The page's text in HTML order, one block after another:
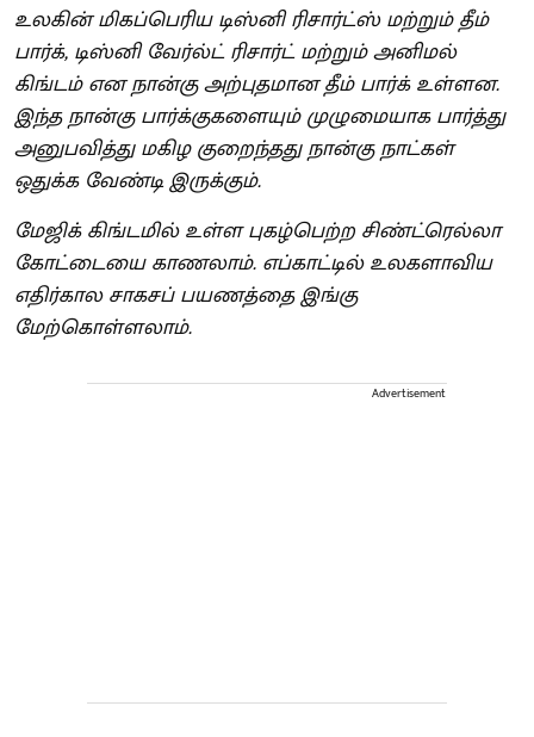
உலகின் மிகப்பெரிய டிஸ்னி ரிசார்ட்ஸ் மற்றும் தீம்
பார்க், டிஸ்னி வேர்ல்ட் ரிசார்ட் மற்றும் அனிமல்
கிங்டம் என நான்கு அற்புதமான தீம் பார்க் உள்ளன.
இந்த நான்கு பார்க்குகளையும் முழுமையாக பார்த்து
அனுபவித்து மகிழ குறைந்தது நான்கு நாட்கள்
ஒதுக்க வேண்டி இருக்கும்.
மேஜிக் கிங்டமில் உள்ள புகழ்பெற்ற சிண்ட்ரெல்லா
கோட்டையை காணலாம். எப்காட்டில் உலகளாவிய
எதிர்கால சாகசப் பயணத்தை இங்கு
மேற்கொள்ளலாம்.
Advertisement